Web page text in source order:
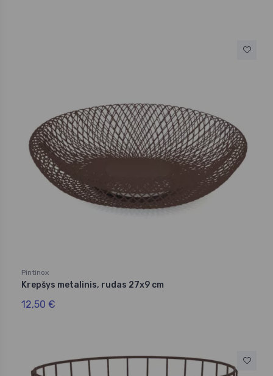
Pintinox
Krepšys metalinis, rudas 27x9 cm
12,50 €